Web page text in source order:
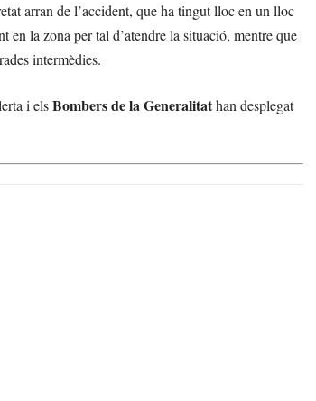
arran de l’accident, que ha tingut lloc en un lloc
en la zona per tal d’atendre la situació, mentre que
intermèdies.
i elsBombers de la Generalitathan desplegat